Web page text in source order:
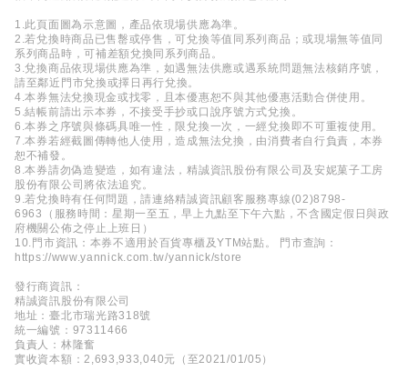
1.此頁面圖為示意圖，產品依現場供應為準。
2.若兌換時商品已售罊或停售，可兌換等值同系列商品；或現場無等值同
系列商品時，可補差額兌換同系列商品。
3.兌換商品依現場供應為準，如遇無法供應或遇系統問題無法核銷序號，
請至鄰近門市兌換或擇日再行兌換。
4.本券無法兌換現金或找零，且本優惠恕不與其他優惠活動合併使用。
5.結帳前請出示本券，不接受手抄或口說序號方式兌換。
6.本券之序號與條碼具唯一性，限兌換一次，一經兌換即不可重複使用。
7.本券若經截圖傳轉他人使用，造成無法兌換，由消費者自行負責，本券
恕不補發。
8.本券請勿偽造變造，如有違法，精誠資訊股份有限公司及安妮菓子工房
股份有限公司將依法追究。
9.若兌換時有任何問題，請連絡精誠資訊顧客服務專線(02)8798-
6963（服務時間：星期一至五，早上九點至下午六點，不含國定假日與政
府機關公佈之停止上班日）
10.門市資訊：本券不適用於百貨專櫃及YTM站點。 門市查詢：
https://www.yannick.com.tw/yannick/store
發行商資訊：
精誠資訊股份有限公司
地址：臺北市瑞光路318號
統一編號：97311466
負責人：林隆奮
實收資本額：2,693,933,040元（至2021/01/05）